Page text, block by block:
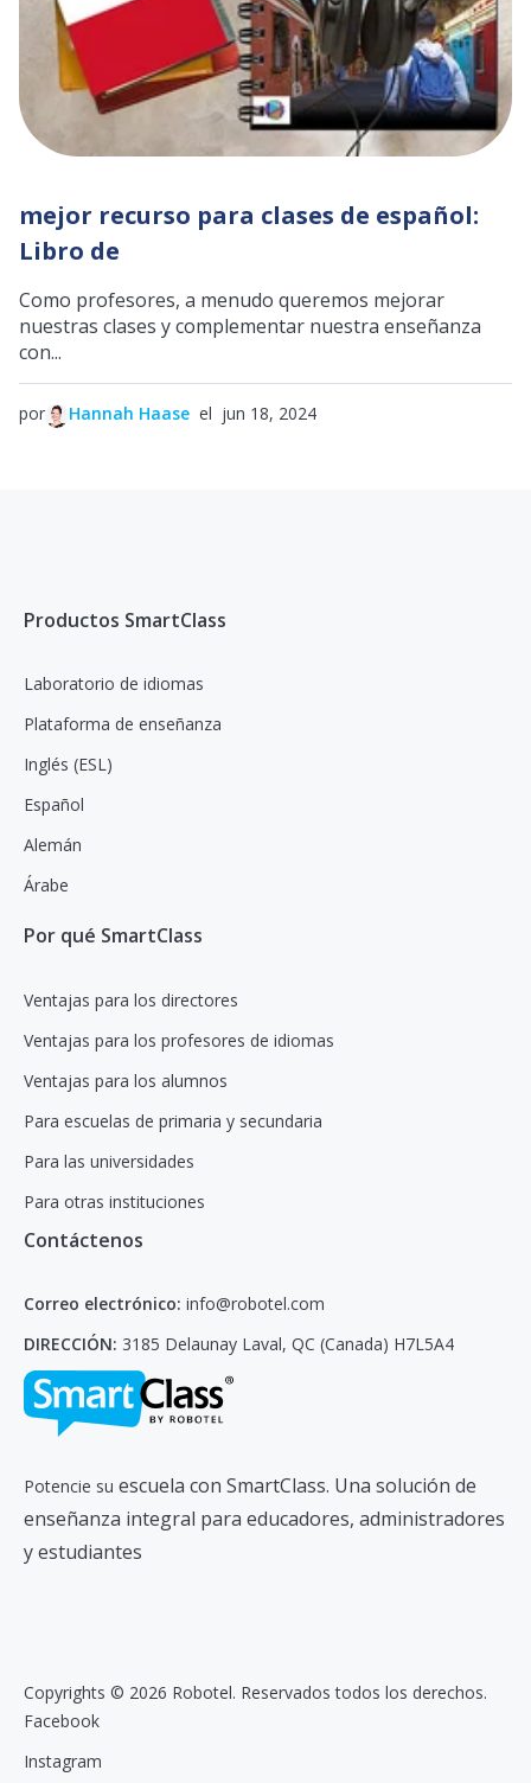
mejor recurso para clases de español:
Libro de
Como profesores, a menudo queremos mejorar
nuestras clases y complementar nuestra enseñanza
con...
por Hannah Haase el jun 18, 2024
Productos SmartClass
Laboratorio de idiomas
Plataforma de enseñanza
Inglés (ESL)
Español
Alemán
Árabe
Por qué SmartClass
Ventajas para los directores
Ventajas para los profesores de idiomas
Ventajas para los alumnos
Para escuelas de primaria y secundaria
Para las universidades
Para otras instituciones
Contáctenos
Correo electrónico: info@robotel.com
DIRECCIÓN: 3185 Delaunay Laval, QC (Canada) H7L5A4
Potencie su escuela con SmartClass. Una solución de
enseñanza integral para educadores, administradores
y estudiantes
Copyrights © 2026 Robotel. Reservados todos los derechos.
Facebook
Instagram